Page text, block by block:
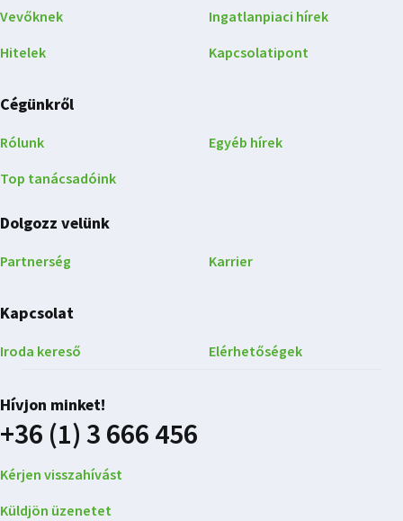
Vevőknek
Hitelek
Ingatlanpiaci hírek
Kapcsolatipont
Cégünkről
Rólunk
Top tanácsadóink
Egyéb hírek
Dolgozz velünk
Partnerség Karrier
Kapcsolat
Iroda kereső Elérhetőségek
Hívjon minket!
+36 (1) 3 666 456
Kérjen visszahívást
Küldjön üzenetet